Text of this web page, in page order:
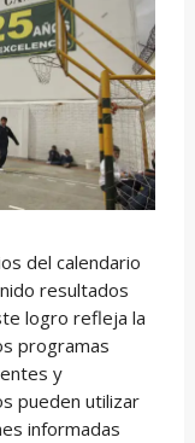
del calendario
resultados
logro refleja la
programas
y
pueden utilizar
informadas